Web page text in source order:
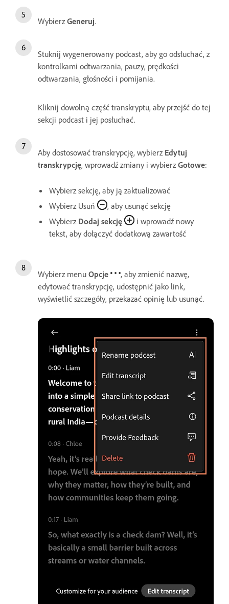
WybierzGeneruj.
Stuknij wygenerowany podcast, aby go odsłuchać, z
kontrolkami odtwarzania, pauzy, prędkości
odtwarzania, głośności i pomijania.
Kliknij dowolną część transkryptu, aby przejść do tej
sekcji podcast i jej posłuchać.
Aby dostosować transkrypcję, wybierz Edytuj
transkrypcję, wprowadź zmiany i wybierzGotowe:
Wybierz sekcję, aby ją zaktualizować
Wybierz Usuń
, aby usunąć sekcję
Wybierz Dodaj sekcję
i wprowadź nowy
tekst, aby dołączyć dodatkową zawartość
Wybierz menu Opcje
, aby zmienić nazwę,
edytować transkrypcję, udostępnić jako link,
wyświetlić szczegóły, przekazać opinię lub usunąć.